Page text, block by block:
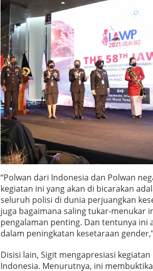
“Polwan dari Indonesia dan Polwan
kegiatan ini yang akan di bicarakan
seluruh polisi di dunia perjuangkan
juga bagaimana saling tukar-menukar
pengalaman penting. Dan tentunya ini
dalam peningkatan kesetaraan
Disisi lain, Sigit mengapresiasi
Indonesia. Menurutnya, ini